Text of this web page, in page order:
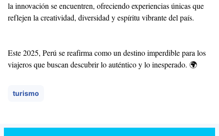
la innovación se encuentren, ofreciendo experiencias únicas que
reflejen la creatividad, diversidad y espíritu vibrante del país.
Este 2025, Perú se reafirma como un destino imperdible para los
viajeros que buscan descubrir lo auténtico y lo inesperado. 🌍
turismo